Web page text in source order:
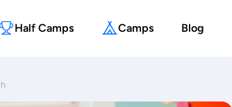
Half Camps Camps Blog